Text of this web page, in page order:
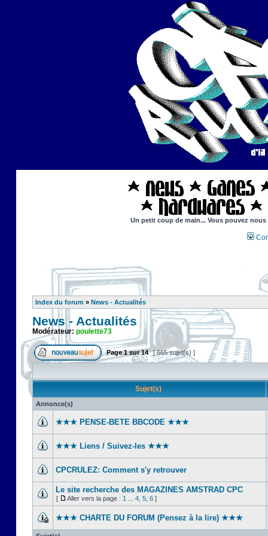
Un petit coup de main... Vous pouvez
Index du forum » News - Actualités
News - Actualités
Modérateur: poulette73
Page1sur14 [ 665 sujet(s) ]
Sujet(s)
Annonce(s)
★★★ PENSE-BETE BBCODE ★★★
★★★ Liens / Suivez-les ★★★
CPCRULEZ: Comment s'y retrouver‎
Le site recherche des MAGAZINES AMSTRAD CPC
[ Aller vers la page : 1 4 5 6 ]
★★★ CHARTE DU FORUM (Pensez à la lire) ★★★